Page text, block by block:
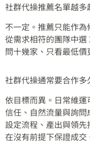
社群代操推薦名單越多
不一定。推薦只能作
從需求相符的團隊中
問十幾家、只看最低價
社群代操通常要合作多
依目標而異。日常維
信任、自然流量與詢
設定流程、產出與領
在沒有前提下保證成交